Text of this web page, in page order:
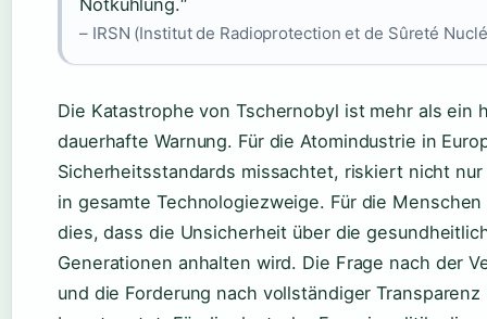
Notkühlung.“
– IRSN (Institut de Radioprotection et de Sûreté
Die Katastrophe von Tschernobyl ist mehr als ein
dauerhafte Warnung. Für die Atomindustrie in
Sicherheitsstandards missachtet, riskiert nicht
in gesamte Technologiezweige. Für die
dies, dass die Unsicherheit über die
Generationen anhalten wird. Die Frage nach der
und die Forderung nach vollständiger